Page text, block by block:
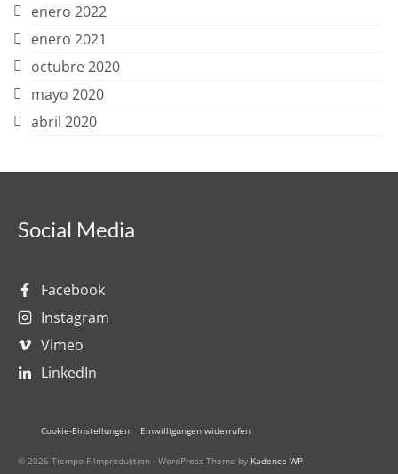
enero 2022
enero 2021
octubre 2020
mayo 2020
abril 2020
Social Media
Facebook
Instagram
Vimeo
LinkedIn
Cookie-Einstellungen Einwilligungen widerrufen
© 2026 Tiempo Filmproduktion - WordPress Theme by Kadence WP